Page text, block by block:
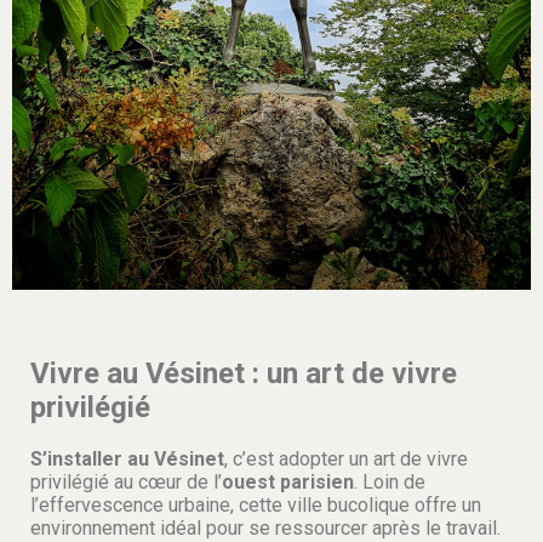
Vivre au Vésinet : un art de vivre
privilégié
S’installer au Vésinet, c’est adopter un art de vivre
privilégié au cœur de l’ouest parisien. Loin de
l’effervescence urbaine, cette ville bucolique offre un
environnement idéal pour se ressourcer après le travail.